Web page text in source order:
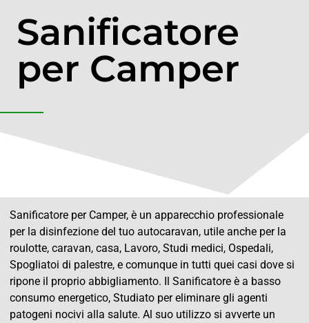
Sanificatore
per Camper
Sanificatore per Camper, è un apparecchio professionale
per la disinfezione del tuo autocaravan, utile anche per la
roulotte, caravan, casa, Lavoro, Studi medici, Ospedali,
Spogliatoi di palestre, e comunque in tutti quei casi dove si
ripone il proprio abbigliamento. Il Sanificatore è a basso
consumo energetico, Studiato per eliminare gli agenti
patogeni nocivi alla salute. Al suo utilizzo si avverte un